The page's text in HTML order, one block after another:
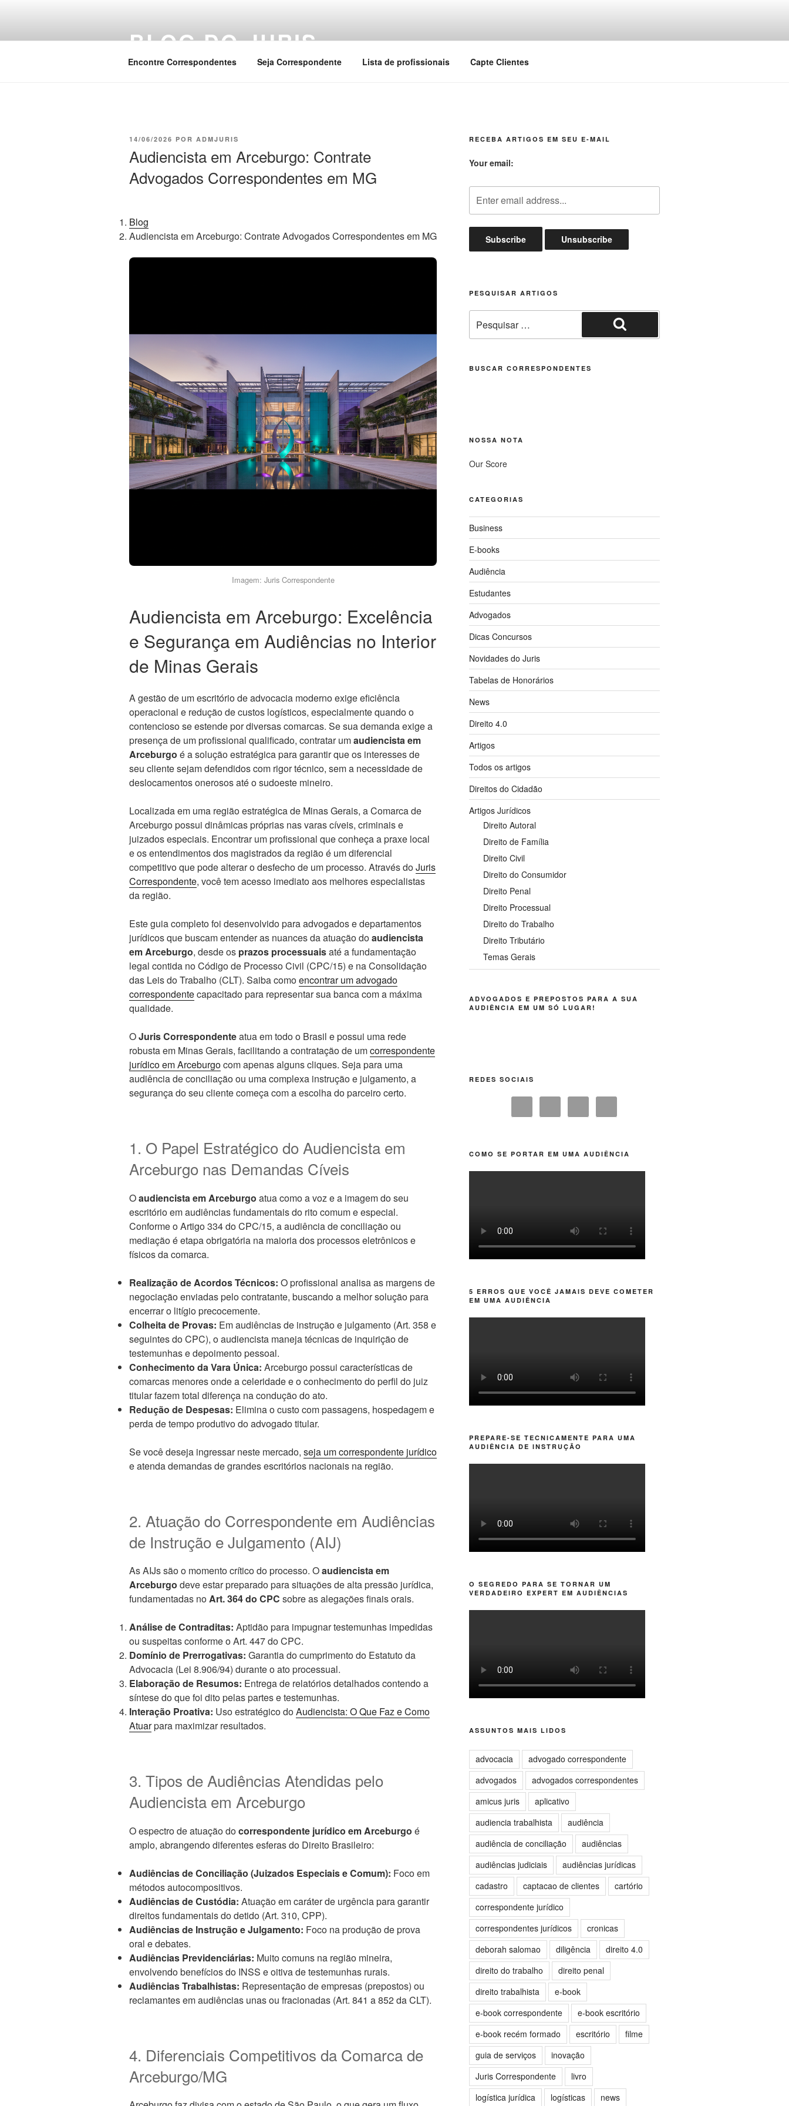
BLOG DO JURIS
Encontre Correspondentes Seja Correspondente Lista de profissionais Capte Clientes
PUBLICADO
14/06/2026 POR ADMJURIS
Audiencista em Arceburgo: Contrate
Advogados Correspondentes em MG
Blog
Audiencista em Arceburgo: Contrate Advogados Correspondentes em MG
Imagem: Juris Correspondente
Audiencista em Arceburgo: Excelência
e Segurança em Audiências no Interior
de Minas Gerais
A gestão de um escritório de advocacia moderno exige eficiência
operacional e redução de custos logísticos, especialmente quando o
contencioso se estende por diversas comarcas. Se sua demanda exige a
presença de um profissional qualificado, contratar umaudiencista em
Arceburgo é a solução estratégica para garantir que os interesses de
seu cliente sejam defendidos com rigor técnico, sem a necessidade de
deslocamentos onerosos até o sudoeste mineiro.
Localizada em uma região estratégica de Minas Gerais, a Comarca de
Arceburgo possui dinâmicas próprias nas varas cíveis, criminais e
juizados especiais. Encontrar um profissional que conheça a praxe local
e os entendimentos dos magistrados da região é um diferencial
competitivo que pode alterar o desfecho de um processo. Através doJuris
Correspondente, você tem acesso imediato aos melhores especialistas
da região.
Este guia completo foi desenvolvido para advogados e departamentos
jurídicos que buscam entender as nuances da atuação doaudiencista
em Arceburgo, desde os prazos processuaisaté a fundamentação
legal contida no Código de Processo Civil (CPC/15) e na Consolidação
das Leis do Trabalho (CLT). Saiba comoencontrar um advogado
correspondentecapacitado para representar sua banca com a máxima
qualidade.
OJuris Correspondenteatua em todo o Brasil e possui uma rede
robusta em Minas Gerais, facilitando a contratação de umcorrespondente
jurídico em Arceburgocom apenas alguns cliques. Seja para uma
audiência de conciliação ou uma complexa instrução e julgamento, a
segurança do seu cliente começa com a escolha do parceiro certo.
1. O Papel Estratégico do Audiencista em
Arceburgo nas Demandas Cíveis
Oaudiencista em Arceburgo atua como a voz e a imagem do seu
escritório em audiências fundamentais do rito comum e especial.
Conforme o Artigo 334 do CPC/15, a audiência de conciliação ou
mediação é etapa obrigatória na maioria dos processos eletrônicos e
físicos da comarca.
Realização de Acordos Técnicos: O profissional analisa as margens de
negociação enviadas pelo contratante, buscando a melhor solução para
encerrar o litígio precocemente.
Colheita de Provas: Em audiências de instrução e julgamento (Art. 358 e
seguintes do CPC), o audiencista maneja técnicas de inquirição de
testemunhas e depoimento pessoal.
Conhecimento da Vara Única: Arceburgo possui características de
comarcas menores onde a celeridade e o conhecimento do perfil do juiz
titular fazem total diferença na condução do ato.
Redução de Despesas: Elimina o custo com passagens, hospedagem e
perda de tempo produtivo do advogado titular.
Se você deseja ingressar neste mercado, seja um correspondente jurídico
e atenda demandas de grandes escritórios nacionais na região.
2. Atuação do Correspondente em Audiências
de Instrução e Julgamento (AIJ)
As AIJs são o momento crítico do processo. Oaudiencista em
Arceburgo deve estar preparado para situações de alta pressão jurídica,
fundamentadas noArt. 364 do CPC sobre as alegações finais orais.
Análise de Contraditas: Aptidão para impugnar testemunhas impedidas
ou suspeitas conforme o Art. 447 do CPC.
Domínio de Prerrogativas: Garantia do cumprimento do Estatuto da
Advocacia (Lei 8.906/94) durante o ato processual.
Elaboração de Resumos: Entrega de relatórios detalhados contendo a
síntese do que foi dito pelas partes e testemunhas.
Interação Proativa: Uso estratégico doAudiencista: O Que Faz e Como
Atuarpara maximizar resultados.
3. Tipos de Audiências Atendidas pelo
Audiencista em Arceburgo
O espectro de atuação docorrespondente jurídico em Arceburgo é
amplo, abrangendo diferentes esferas do Direito Brasileiro:
Audiências de Conciliação (Juizados Especiais e Comum): Foco em
métodos autocompositivos.
Audiências de Custódia: Atuação em caráter de urgência para garantir
direitos fundamentais do detido (Art. 310, CPP).
Audiências de Instrução e Julgamento: Foco na produção de prova
oral e debates.
Audiências Previdenciárias: Muito comuns na região mineira,
envolvendo benefícios do INSS e oitiva de testemunhas rurais.
Audiências Trabalhistas: Representação de empresas (prepostos) ou
reclamantes em audiências unas ou fracionadas (Art. 841 a 852 da CLT).
4. Diferenciais Competitivos da Comarca de
Arceburgo/MG
RECEBA ARTIGOS EM SEU E-MAIL
Your email:
PESQUISAR ARTIGOS
por:
Pesquisar
BUSCAR CORRESPONDENTES
NOSSA NOTA
Our Score
CATEGORIAS
Business
E-books
Audiência
Estudantes
Advogados
Dicas Concursos
Novidades do Juris
Tabelas de Honorários
News
Direito 4.0
Artigos
Todos os artigos
Direitos do Cidadão
Artigos Jurídicos
Direito Autoral
Direito de Família
Direito Civil
Direito do Consumidor
Direito Penal
Direito Processual
Direito do Trabalho
Direito Tributário
Temas Gerais
ADVOGADOS E PREPOSTOS PARA A SUA
AUDIÊNCIA EM UM SÓ LUGAR!
REDES SOCIAIS
COMO SE PORTAR EM UMA AUDIÊNCIA
5 ERROS QUE VOCÊ JAMAIS DEVE COMETER
EM UMA AUDIÊNCIA
PREPARE-SE TECNICAMENTE PARA UMA
AUDIÊNCIA DE INSTRUÇÃO
O SEGREDO PARA SE TORNAR UM
VERDADEIRO EXPERT EM AUDIÊNCIAS
ASSUNTOS MAIS LIDOS
advocacia
advogado correspondente
advogados
advogados correspondentes
amicus juris
aplicativo
audiencia trabalhista
audiência
audiência de conciliação
audiências
audiências judiciais
audiências jurídicas
cadastro
captacao de clientes
cartório
correspondente jurídico
correspondentes jurídicos
cronicas
deborah salomao
diligência
direito 4.0
direito do trabalho
direito penal
direito trabalhista
e-book
e-book correspondente
e-book escritório
e-book recém formado
escritório
filme
guia de serviços
inovação
Juris Correspondente
livro
logística jurídica
logísticas news